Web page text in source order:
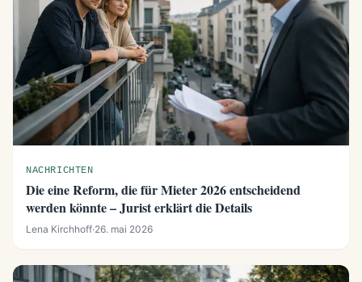
NACHRICHTEN
Die eine Reform, die für Mieter 2026 entscheidend
werden könnte – Jurist erklärt die Details
Lena Kirchhoff·26. mai 2026